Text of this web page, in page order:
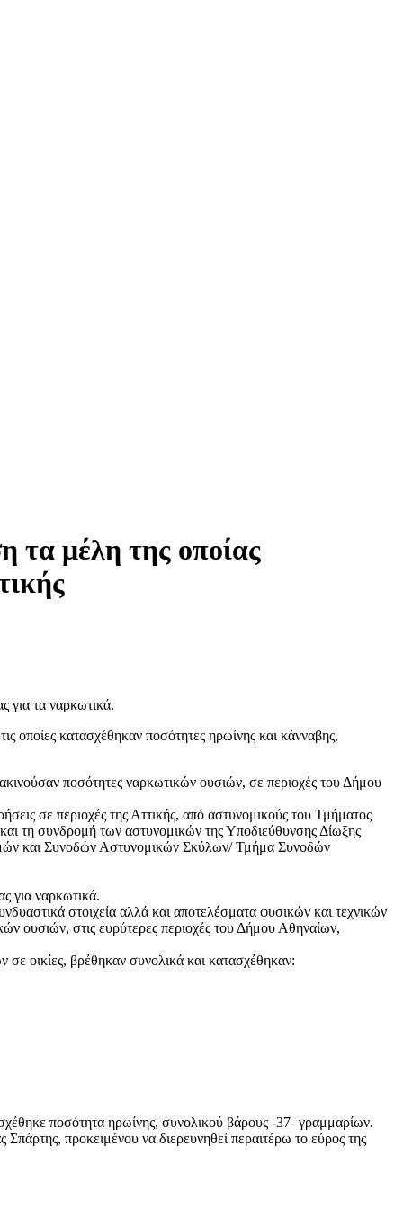
τα μέλη της οποίας
για τα ναρκωτικά.
οποίες κατασχέθηκαν ποσότητες ηρωίνης και κάνναβης,
ποσότητες ναρκωτικών ουσιών, σε περιοχές του Δήμου
σε περιοχές της Αττικής, από αστυνομικούς του Τμήματος
τη συνδρομή των αστυνομικών της Υποδιεύθυνσης Δίωξης
και Συνοδών Αστυνομικών Σκύλων/ Τμήμα Συνοδών
για ναρκωτικά.
στοιχεία αλλά και αποτελέσματα φυσικών και τεχνικών
ουσιών, στις ευρύτερες περιοχές του Δήμου Αθηναίων,
οικίες, βρέθηκαν συνολικά και κατασχέθηκαν:
ποσότητα ηρωίνης, συνολικού βάρους -37- γραμμαρίων.
προκειμένου να διερευνηθεί περαιτέρω το εύρος της